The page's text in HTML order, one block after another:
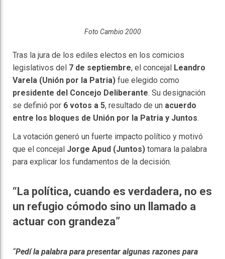
Foto Cambio 2000
Tras la jura de los ediles electos en los comicios
legislativos del 7 de septiembre, el concejal Leandro
Varela (Unión por la Patria) fue elegido como
presidente del Concejo Deliberante. Su designación
se definió por 6 votos a 5, resultado de un acuerdo
entre los bloques de Unión por la Patria y Juntos.
La votación generó un fuerte impacto político y motivó
que el concejal Jorge Apud (Juntos) tomara la palabra
para explicar los fundamentos de la decisión.
“La política, cuando es verdadera, no es
un refugio cómodo sino un llamado a
actuar con grandeza”
“Pedí la palabra para presentar algunas razones para